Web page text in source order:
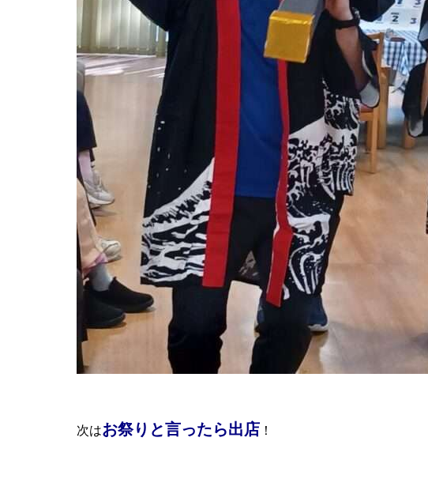
次はお祭りと言ったら出店 ！